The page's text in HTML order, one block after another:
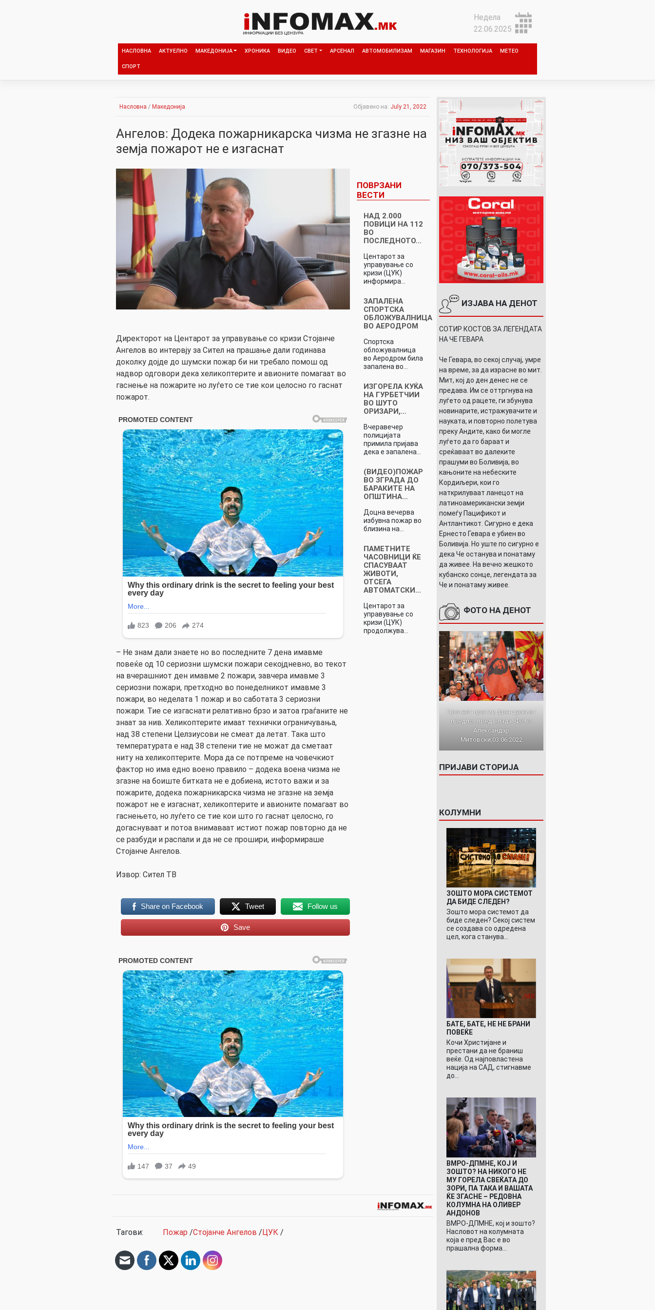
Недела
22.06.2025
НАСЛОВНА АКТУЕЛНО МАКЕДОНИЈА ХРОНИКА ВИДЕО СВЕТ АРСЕНАЛ АВТОМОБИЛИЗАМ МАГАЗИН ТЕХНОЛОГИЈА МЕТЕО
СПОРТ
Насловна / Македонија Објавено на: July 21, 2022
Ангелов: Додека пожарникарска чизма не згазне на
земја пожарот не е изгаснат
Директорот на Центарот за управување со кризи Стојанче
Ангелов во интервју за Сител на прашање дали годинава
доколку дојде до шумски пожар би ни требало помош од
надвор одговори дека хеликоптерите и авионите помагаат во
гаснење на пожарите но луѓето се тие кои целосно го гаснат
пожарот.
– Не знам дали знаете но во последните 7 дена имавме
повеќе од 10 сериозни шумски пожари секојдневно, во текот
на вчерашниот ден имавме 2 пожари, завчера имавме 3
сериозни пожари, претходно во понеделникот имавме 3
пожари, во неделата 1 пожар и во саботата 3 сериозни
пожари. Тие се изгаснати релативно брзо и затоа граѓаните не
знаат за нив. Хеликоптерите имаат технички ограничувања,
над 38 степени Целзиусови не смеат да летат. Така што
температурата е над 38 степени тие не можат да сметаат
ниту на хеликоптерите. Мора да се потпреме на човечкиот
фактор но има едно воено правило – додека воена чизма не
згазне на боиште битката не е добиена, истото важи и за
пожарите, додека пожарникарска чизма не згазне на земја
пожарот не е изгаснат, хеликоптерите и авионите помагаат во
гаснењето, но луѓето се тие кои што го гаснат целосно, го
догаснуваат и потоа внимаваат истиот пожар повторно да не
се разбуди и распали и да не се прошири, информираше
Стојанче Ангелов.
Извор: Сител ТВ
Share on Facebook Tweet Follow us
Save
ПОВРЗАНИ
ВЕСТИ
НАД 2.000
ПОВИЦИ НА 112
ВО
ПОСЛЕДНОТО…
Центарот за
управување со
кризи (ЦУК)
информира…
ЗАПАЛЕНА
СПОРТСКА
ОБЛОЖУВАЛНИЦА
ВО АЕРОДРОМ
Спортска
обложувалница
во Аеродром била
запалена во…
ИЗГОРЕЛА КУЌА
НА ГУРБЕТЧИИ
ВО ШУТО
ОРИЗАРИ,…
Вчеравечер
полицијата
примила пријава
дека е запалена…
(ВИДЕО)ПОЖАР
ВО ЗГРАДА ДО
БАРАКИТЕ НА
ОПШТИНА…
Доцна вечерва
избувна пожар во
близина на…
ПАМЕТНИТЕ
ЧАСОВНИЦИ ЌЕ
СПАСУВААТ
ЖИВОТИ,
ОТСЕГА
АВТОМАТСКИ…
Центарот за
управување со
кризи (ЦУК)
продолжува…
Тагови: Пожар /Стојанче Ангелов /ЦУК /
ИЗЈАВА НА ДЕНОТ
СОТИР КОСТОВ ЗА ЛЕГЕНДАТА
НА ЧЕ ГЕВАРА
Че Гевара, во секој случај, умре
на време, за да израсне во мит.
Мит, кој до ден денес не се
предава. Им се оттргнува на
луѓето од рацете, ги збунува
новинарите, истражувачите и
науката, и повторно полетува
преку Андите, како би могле
луѓето да го бараат и
среќаваат во далеките
прашуми во Боливија, во
кањоните на небеските
Кордиљери, кои го
наткрилуваат ланецот на
латиноамерикански земји
помеѓу Пацификот и
Антлантикот. Сигурно е дека
Ернесто Гевара е убиен во
Боливија. Но уште по сигурно е
дека Че останува и понатаму
да живее. На вечно жешкото
кубанско сонце, легендата за
Че и понатаму живее.
ФОТО НА ДЕНОТ
Протест против францускиот
предлог пред Влада. Фото:
Александар
Митовски,03.06.2022
ПРИЈАВИ СТОРИЈА
КОЛУМНИ
ЗОШТО МОРА СИСТЕМОТ
ДА БИДЕ СЛЕДЕН?
Зошто мора системот да
биде следен? Секој систем
се создава со одредена
цел, кога станува…
БАТЕ, БАТЕ, НЕ НЕ БРАНИ
ПОВЕЌЕ
Кочи Христијане и
престани да не браниш
веќе. Од најповластена
нација на САД, стигнавме
до…
ВМРО-ДПМНЕ, КОЈ И
ЗОШТО? НА НИКОГО НЕ
МУ ГОРЕЛА СВЕЌАТА ДО
ЗОРИ, ПА ТАКА И ВАШАТА
ЌЕ ЗГАСНЕ – РЕДОВНА
КОЛУМНА НА ОЛИВЕР
АНДОНОВ
ВМРО-ДПМНЕ, кој и зошто?
Насловот на колумната
која е пред Вас е во
прашална форма…